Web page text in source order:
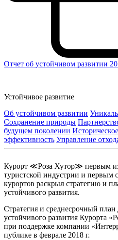
Отчет об устойчивом развитии
Устойчивое развитие
Об устойчивом развитии
Сохранение природы
будущем поколении
эффективность Управление
Курорт ≪Роза Хутор≫ первым из
туристской индустрии и первым
курортов раскрыл стратегию и
устойчивого развития.
Стратегия и среднесрочный план
устойчивого развития Курорта
при поддержке компании
публике в феврале 2018 г.